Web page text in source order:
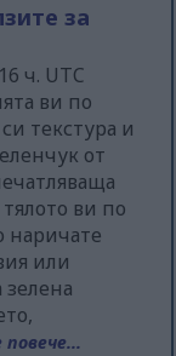
за
ч. UTC
ви по
текстура и
от
ви по
наричате
или